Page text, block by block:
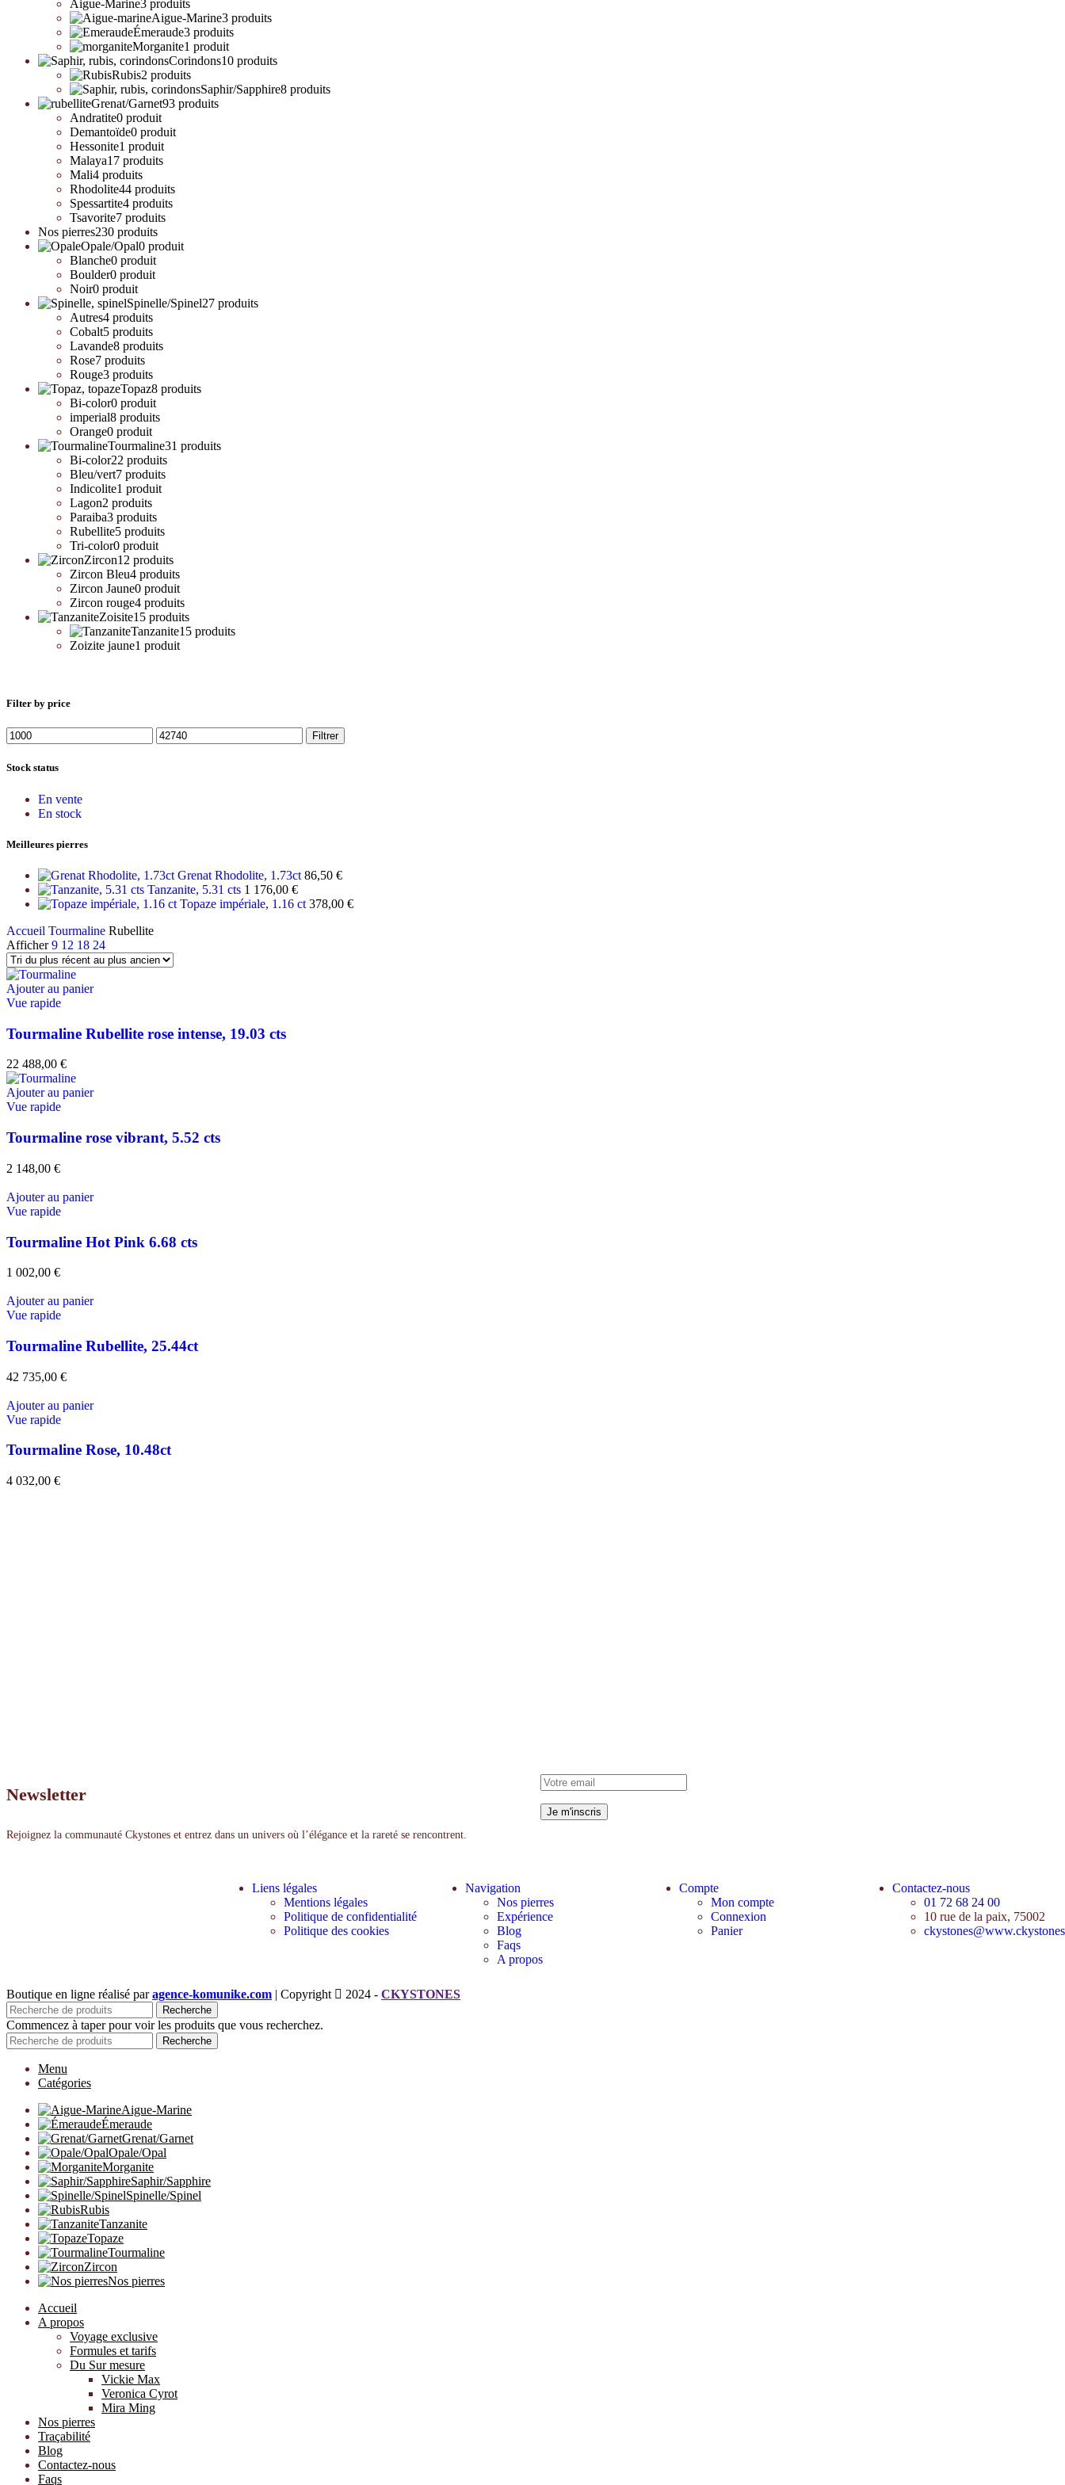
Aigue-Marine3 produits
Aigue-Marine3 produits
Émeraude3 produits
Morganite1 produit
Corindons10 produits
Rubis2 produits
Saphir/Sapphire8 produits
Grenat/Garnet93 produits
Andratite0 produit
Demantoïde0 produit
Hessonite1 produit
Malaya17 produits
Mali4 produits
Rhodolite44 produits
Spessartite4 produits
Tsavorite7 produits
Nos pierres230 produits
Opale/Opal0 produit
Blanche0 produit
Boulder0 produit
Noir0 produit
Spinelle/Spinel27 produits
Autres4 produits
Cobalt5 produits
Lavande8 produits
Rose7 produits
Rouge3 produits
Topaz8 produits
Bi-color0 produit
imperial8 produits
Orange0 produit
Tourmaline31 produits
Bi-color22 produits
Bleu/vert7 produits
Indicolite1 produit
Lagon2 produits
Paraiba3 produits
Rubellite5 produits
Tri-color0 produit
Zircon12 produits
Zircon Bleu4 produits
Zircon Jaune0 produit
Zircon rouge4 produits
Zoisite15 produits
Tanzanite15 produits
Zoizite jaune1 produit
Filter by price
Filtrer
Stock status
En vente
En stock
Meilleures pierres
Grenat Rhodolite, 1.73ct 86,50 €
Tanzanite, 5.31 cts 1 176,00 €
Topaze impériale, 1.16 ct 378,00 €
Accueil Tourmaline Rubellite
Afficher9 12 18 24
Ajouter au panier
Vue rapide
Tourmaline Rubellite rose intense, 19.03 cts
22 488,00 €
Ajouter au panier
Vue rapide
Tourmaline rose vibrant, 5.52 cts
2 148,00 €
Ajouter au panier
Vue rapide
Tourmaline Hot Pink 6.68 cts
1 002,00 €
Ajouter au panier
Vue rapide
Tourmaline Rubellite, 25.44ct
42 735,00 €
Ajouter au panier
Vue rapide
Tourmaline Rose, 10.48ct
4 032,00 €
Newsletter
Rejoignez la communauté Ckystones et entrez dans un univers où l’élégance et la rareté se rencontrent.
Liens légales
Mentions légales
Politique de confidentialité
Politique des cookies
Navigation
Nos pierres
Expérience
Blog
Faqs
A propos
Compte
Mon compte
Connexion
Panier
Contactez-nous
01 72 68 24 00
10 rue de la paix, 75002
Boutique en ligne réalisé paragence-komunike.com | Copyright 2024 - CKYSTONES
Recherche
Commencez à taper pour voir les produits que vous recherchez.
Recherche
Menu
Catégories
Aigue-Marine
Émeraude
Grenat/Garnet
Opale/Opal
Morganite
Saphir/Sapphire
Spinelle/Spinel
Rubis
Tanzanite
Topaze
Tourmaline
Zircon
Nos pierres
Accueil
A propos
Voyage exclusive
Formules et tarifs
Du Sur mesure
Vickie Max
Veronica Cyrot
Mira Ming
Nos pierres
Traçabilité
Blog
Contactez-nous
Faqs